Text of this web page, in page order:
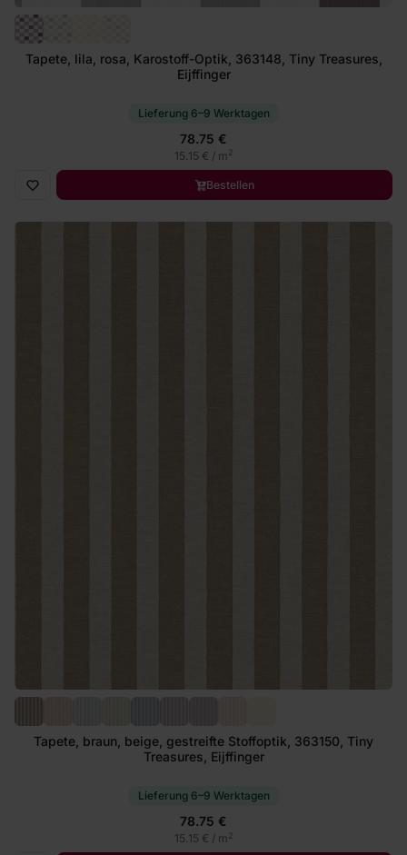
Tapete, lila, rosa, Karostoff-Optik, 363148, Tiny Treasures,
Eijffinger
Lieferung 6–9 Werktagen
78.75 €
15.15 € / m2
Bestellen
Tapete, braun, beige, gestreifte Stoffoptik, 363150, Tiny
Treasures, Eijffinger
Lieferung 6–9 Werktagen
78.75 €
15.15 € / m2